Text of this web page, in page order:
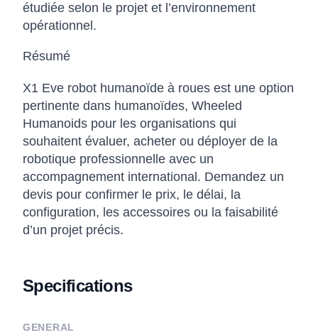
étudiée selon le projet et l’environnement
opérationnel.
Résumé
X1 Eve robot humanoïde à roues est une option
pertinente dans humanoïdes, Wheeled
Humanoids pour les organisations qui
souhaitent évaluer, acheter ou déployer de la
robotique professionnelle avec un
accompagnement international. Demandez un
devis pour confirmer le prix, le délai, la
configuration, les accessoires ou la faisabilité
d’un projet précis.
Specifications
GENERAL